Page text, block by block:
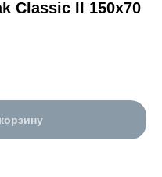
Classic II 150x70